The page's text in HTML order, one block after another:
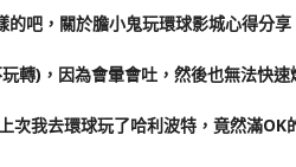
的吧，關於膽小鬼玩環球影城心得分享
轉)，因為會暈會吐，然後也無法快速
次我去環球玩了哈利波特，竟然滿OK